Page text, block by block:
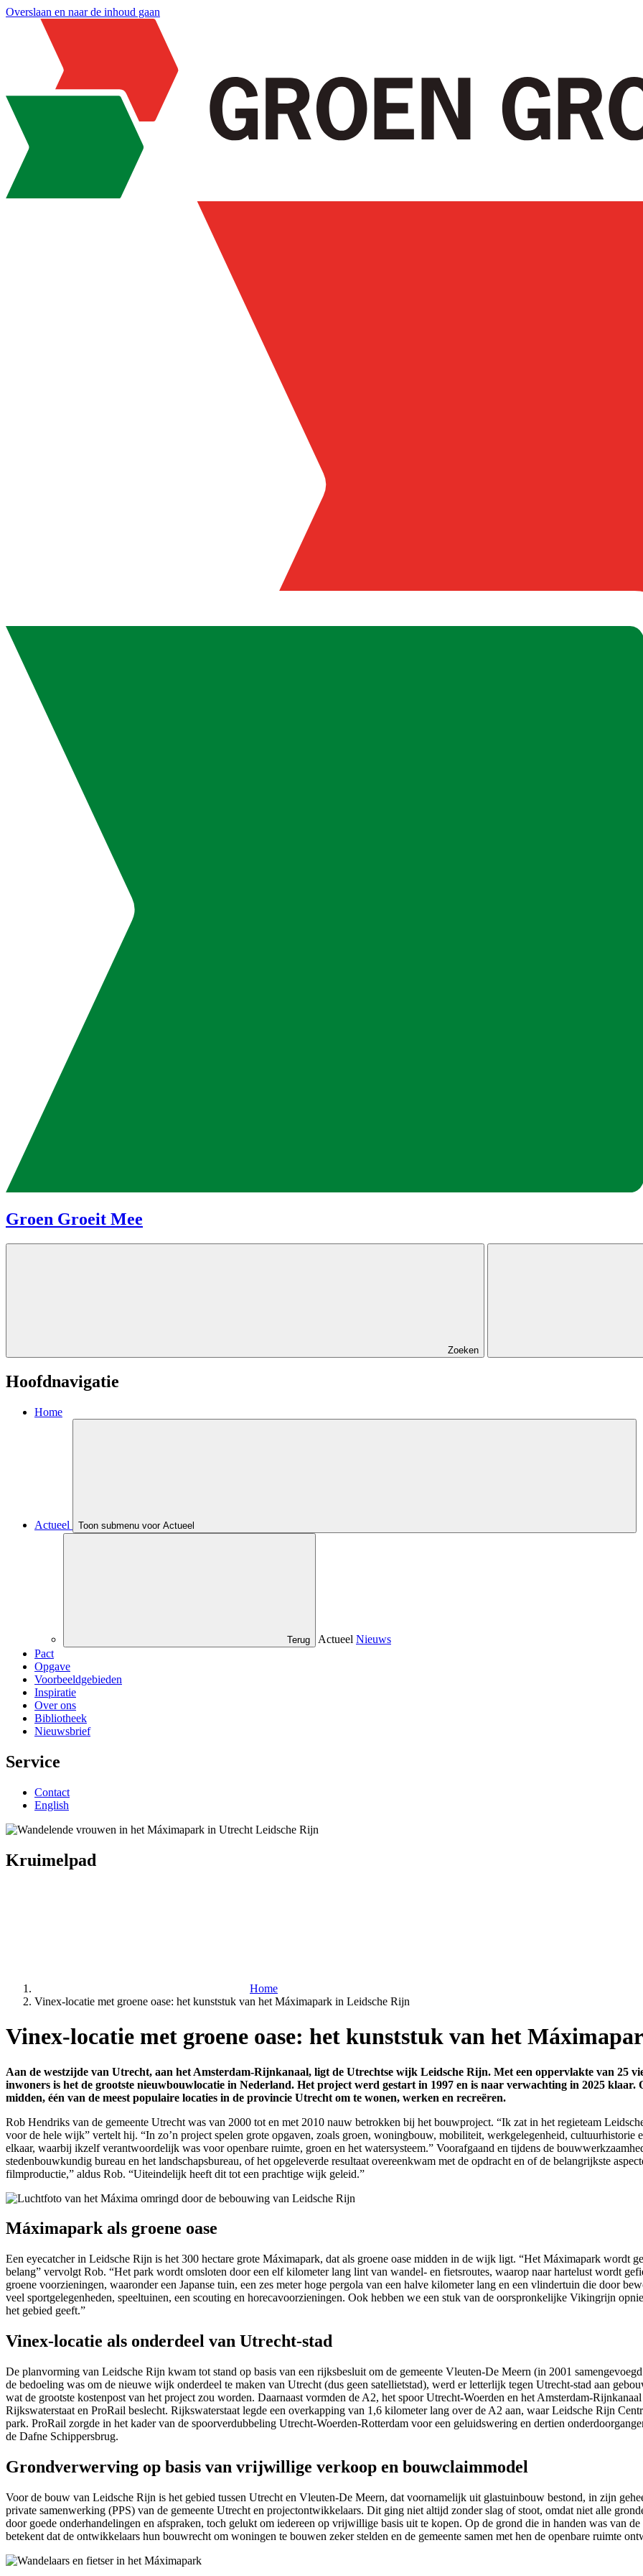
Overslaan en naar de inhoud gaan
Groen Groeit Mee
Zoeken
Hoofdnavigatie
Home
Actueel Toon submenu voor Actueel
Terug Actueel Nieuws
Pact
Opgave
Voorbeeldgebieden
Inspiratie
Over ons
Bibliotheek
Nieuwsbrief
Service
Contact
English
Kruimelpad
Home
Vinex-locatie met groene oase: het kunststuk van het Máximapark in Leidsche Rijn
Vinex-locatie met groene oase: het kunststuk van het
Aan de westzijde van Utrecht, aan het Amsterdam-Rijnkanaal, ligt de Utrechtse wijk Leidsche Rijn. Met een oppervlakte van 25
inwoners is het de grootste nieuwbouwlocatie in Nederland. Het project werd gestart in 1997 en is naar verwachting in 2025
midden, één van de meest populaire locaties in de provincie Utrecht om te wonen, werken en recreëren.
Rob Hendriks van de gemeente Utrecht was van 2000 tot en met 2010 nauw betrokken bij het bouwproject. “Ik zat in het regieteam
voor de hele wijk” vertelt hij. “In zo’n project spelen grote opgaven, zoals groen, woningbouw, mobiliteit, werkgelegenheid, cultuurhistorie
elkaar, waarbij ikzelf verantwoordelijk was voor openbare ruimte, groen en het watersysteem.” Voorafgaand en tijdens de
stedenbouwkundig bureau en het landschapsbureau, of het opgeleverde resultaat overeenkwam met de opdracht en of de belangrijkste
filmproductie,” aldus Rob. “Uiteindelijk heeft dit tot een prachtige wijk geleid.”
Máximapark als groene oase
Een eyecatcher in Leidsche Rijn is het 300 hectare grote Máximapark, dat als groene oase midden in de wijk ligt. “Het Máximapark wordt
belang” vervolgt Rob. “Het park wordt omsloten door een elf kilometer lang lint van wandel- en fietsroutes, waarop naar hartelust wordt
groene voorzieningen, waaronder een Japanse tuin, een zes meter hoge pergola van een halve kilometer lang en een vlindertuin die door
veel sportgelegenheden, speeltuinen, een scouting en horecavoorzieningen. Ook hebben we een stuk van de oorspronkelijke Vikingrijn
het gebied geeft.”
Vinex-locatie als onderdeel van Utrecht-stad
De planvorming van Leidsche Rijn kwam tot stand op basis van een rijksbesluit om de gemeente Vleuten-De Meern (in 2001
de bedoeling was om de nieuwe wijk onderdeel te maken van Utrecht (dus geen satellietstad), werd er letterlijk tegen Utrecht-stad aan
wat de grootste kostenpost van het project zou worden. Daarnaast vormden de A2, het spoor Utrecht-Woerden en het Amsterdam-
Rijkswaterstaat en ProRail beslecht. Rijkswaterstaat legde een overkapping van 1,6 kilometer lang over de A2 aan, waar Leidsche Rijn
park. ProRail zorgde in het kader van de spoorverdubbeling Utrecht-Woerden-Rotterdam voor een geluidswering en dertien
de Dafne Schippersbrug.
Grondverwerving op basis van vrijwillige verkoop en bouwclaimmodel
Voor de bouw van Leidsche Rijn is het gebied tussen Utrecht en Vleuten-De Meern, dat voornamelijk uit glastuinbouw bestond, in zijn
private samenwerking (PPS) van de gemeente Utrecht en projectontwikkelaars. Dit ging niet altijd zonder slag of stoot, omdat niet alle
door goede onderhandelingen en afspraken, toch gelukt om iedereen op vrijwillige basis uit te kopen. Op de grond die in handen was van
betekent dat de ontwikkelaars hun bouwrecht om woningen te bouwen zeker stelden en de gemeente samen met hen de openbare ruimte